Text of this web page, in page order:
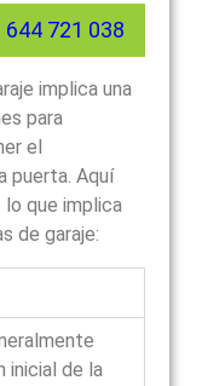
644 721 038
implica una
para
el
puerta. Aquí
lo que implica
de garaje:
inicial de la